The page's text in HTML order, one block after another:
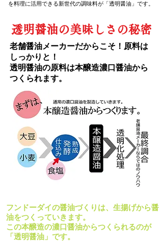
を料理に活用できる新世代の調味料が「透明醤油」です。
透明醤油の美味しさの秘密
老舗醤油メーカーだからこそ！原料は
しっかりと！
透明醤油の原料は本醸造濃口醤油から
つくられます。
フンドーダイの醤油づくりは、生揚げから醤
油をつくっていきます。
この本醸造の濃口醤油からつくられるのが
「透明醤油」です。